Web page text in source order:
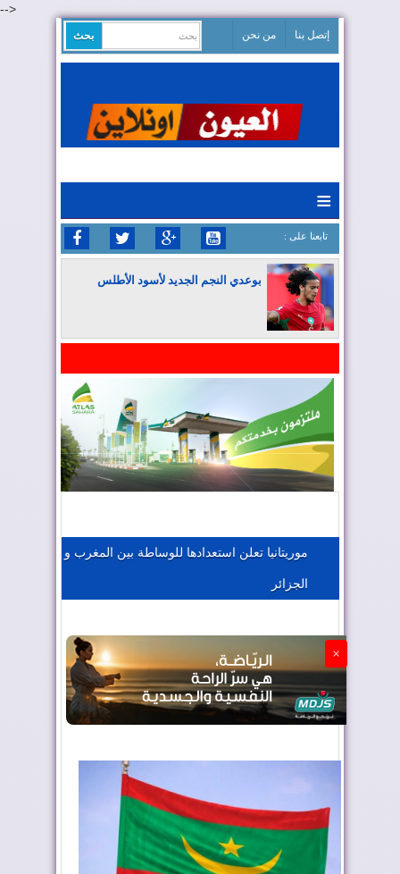
-->
إتصل بنا من نحن
≡
: تابعنا على
بوعدي النجم الجديد لأسود الأطلس
المغرب يعزز موقعه في صناعة الطيران
الجزائر تستسلم لفرنسا
موريتانيا تعلن استعدادها للوساطة بين المغرب و
الجزائر
×